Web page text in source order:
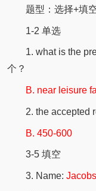
题型：选择+填
1-2 单选
1. what is the
个？
B. near leisure
2. the accepted
B. 450-600
3-5 填空
3. Name: Jacobs